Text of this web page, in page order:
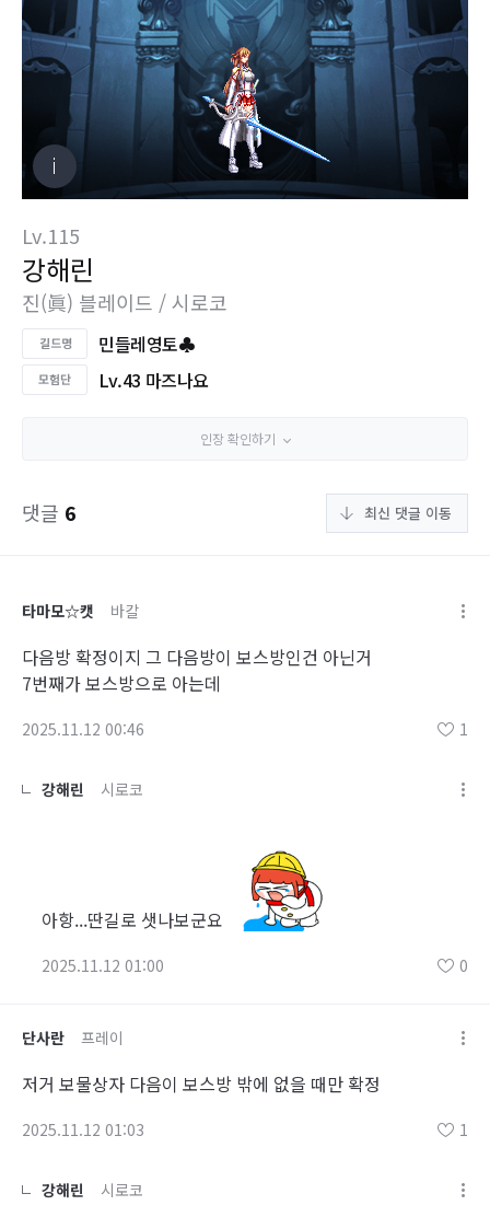
Lv.115
강해린
진(眞) 블레이드 / 시로코
민들레영토♣
Lv.43 마즈나요
인장 확인하기
댓글 6 최신 댓글 이동
타마모☆캣 바칼
다음방 확정이지 그 다음방이 보스방인건 아닌거
7번째가 보스방으로 아는데
2025.11.12 00:46 1
강해린 시로코
아항...딴길로 샛나보군요
2025.11.12 01:00 0
단사란 프레이
저거 보물상자 다음이 보스방 밖에 없을 때만 확정
2025.11.12 01:03 1
강해린 시로코